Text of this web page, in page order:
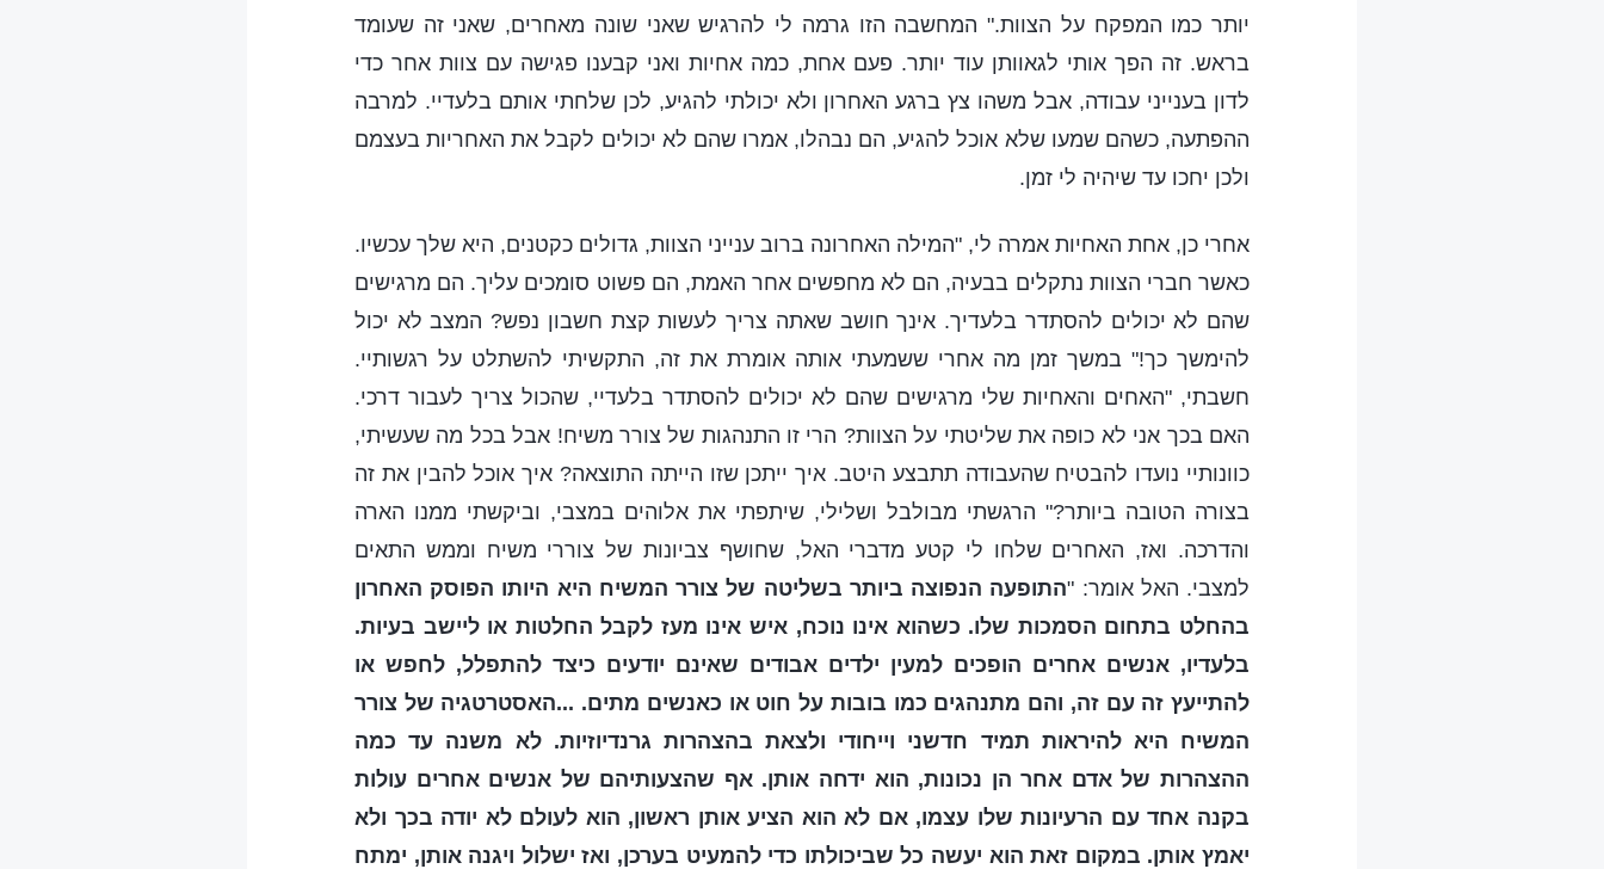
יותר כמו המפקח על הצוות." המחשבה הזו גרמה לי להרגיש שאני שונה מאחרים, שאני זה שעומד
בראש. זה הפך אותי לגאוותן עוד יותר. פעם אחת, כמה אחיות ואני קבענו פגישה עם צוות אחר כדי
לדון בענייני עבודה, אבל משהו צץ ברגע האחרון ולא יכולתי להגיע, לכן שלחתי אותם בלעדיי. למרבה
ההפתעה, כשהם שמעו שלא אוכל להגיע, הם נבהלו, אמרו שהם לא יכולים לקבל את האחריות בעצמם
ולכן יחכו עד שיהיה לי זמן.
אחרי כן, אחת האחיות אמרה לי, "המילה האחרונה ברוב ענייני הצוות, גדולים כקטנים, היא שלך עכשיו.
כאשר חברי הצוות נתקלים בבעיה, הם לא מחפשים אחר האמת, הם פשוט סומכים עליך. הם מרגישים
שהם לא יכולים להסתדר בלעדיך. אינך חושב שאתה צריך לעשות קצת חשבון נפש? המצב לא יכול
להימשך כך!" במשך זמן מה אחרי ששמעתי אותה אומרת את זה, התקשיתי להשתלט על רגשותיי.
חשבתי, "האחים והאחיות שלי מרגישים שהם לא יכולים להסתדר בלעדיי, שהכול צריך לעבור דרכי.
האם בכך אני לא כופה את שליטתי על הצוות? הרי זו התנהגות של צורר משיח! אבל בכל מה שעשיתי,
כוונותיי נועדו להבטיח שהעבודה תתבצע היטב. איך ייתכן שזו הייתה התוצאה? איך אוכל להבין את זה
בצורה הטובה ביותר?" הרגשתי מבולבל ושלילי, שיתפתי את אלוהים במצבי, וביקשתי ממנו הארה
והדרכה. ואז, האחרים שלחו לי קטע מדברי האל, שחושף צביונות של צוררי משיח וממש התאים
למצבי. האל אומר: "התופעה הנפוצה ביותר בשליטה של צורר המשיח היא היותו הפוסק האחרון
בהחלט בתחום הסמכות שלו. כשהוא אינו נוכח, איש אינו מעז לקבל החלטות או ליישב בעיות.
בלעדיו, אנשים אחרים הופכים למעין ילדים אבודים שאינם יודעים כיצד להתפלל, לחפש או
להתייעץ זה עם זה, והם מתנהגים כמו בובות על חוט או כאנשים מתים. ...האסטרטגיה של צורר
המשיח היא להיראות תמיד חדשני וייחודי ולצאת בהצהרות גרנדיוזיות. לא משנה עד כמה
ההצהרות של אדם אחר הן נכונות, הוא ידחה אותן. אף שהצעותיהם של אנשים אחרים עולות
בקנה אחד עם הרעיונות שלו עצמו, אם לא הוא הציע אותן ראשון, הוא לעולם לא יודה בכך ולא
יאמץ אותן. במקום זאת הוא יעשה כל שביכולתו כדי להמעיט בערכן, ואז ישלול ויגנה אותן, ימתח